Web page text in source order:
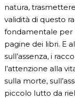
natura,
validità di questo
fondamentale per
pagine dei libri. E
sull’assenza, i
l’attenzione alla
sulla morte,
piccolo lutto da